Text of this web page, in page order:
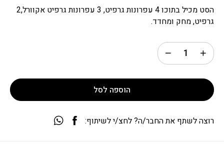
הסט מכיל בתוכו 4 עפרונות גרפיט, 3 עפרונות גרפיט אקוורל,2
גרפיט, מחק ומחדד.
הוספה לסל
רוצה לשתף את החבר/ה? לחצ/י לשיתוף: